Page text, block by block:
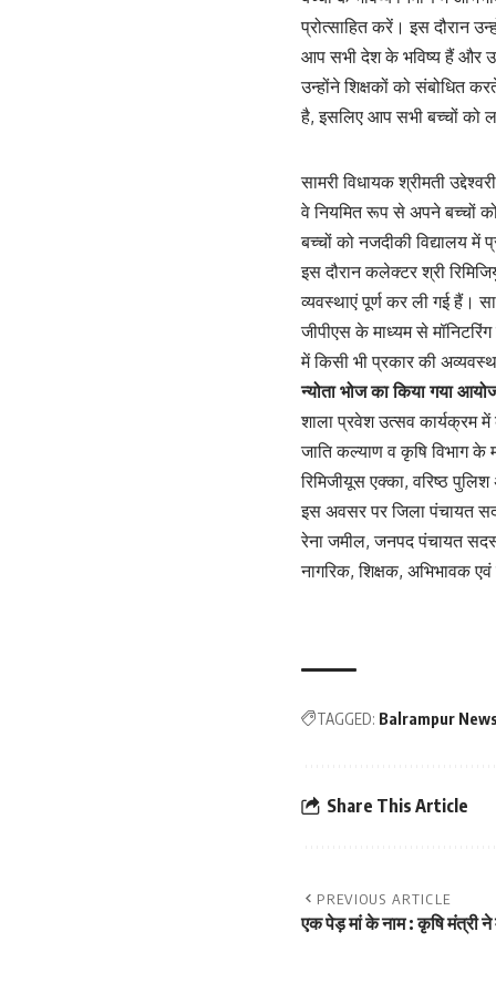
प्रोत्साहित करें। इस दौरान
आप सभी देश के भविष्य हैं और
उन्होंने शिक्षकों को संबोधित
है, इसलिए आप सभी बच्चों को
सामरी विधायक श्रीमती
वे नियमित रूप से अपने बच्चों
बच्चों को नजदीकी विद्यालय में
इस दौरान कलेक्टर श्री
व्यवस्थाएं पूर्ण कर ली गई हैं।
जीपीएस के माध्यम से
में किसी भी प्रकार की
न्योता भोज का किया गया
शाला प्रवेश उत्सव कार्यक्रम में
जाति कल्याण व कृषि विभाग के
रिमिजीयूस एक्का, वरिष्ठ
इस अवसर पर जिला पंचायत
रेना जमील, जनपद पंचायत
नागरिक, शिक्षक, अभिभावक
TAGGED: Balrampur
Share This Article
PREVIOUS ARTICLE
एक पेड़ मां के नाम : कृषि मंत्री ने